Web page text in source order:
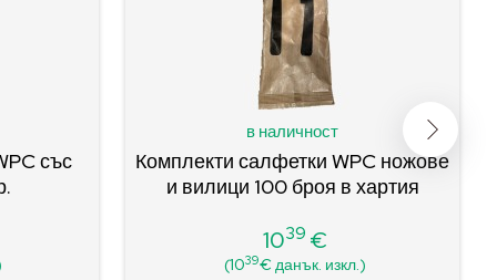
със
в наличност
Комплекти салфетки WPC ножове
и вилици 100 броя в хартия
Цена
1039 €
(1039€ данък. изкл.)